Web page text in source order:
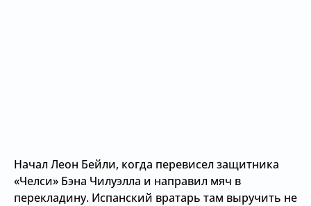
Начал Леон Бейли, когда перевисел защитника
«Челси» Бэна Чилуэлла и направил мяч в
перекладину. Испанский вратарь там выручить не